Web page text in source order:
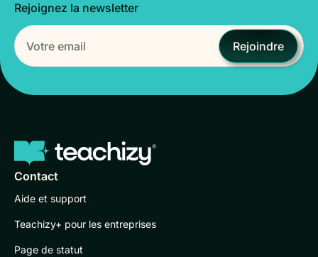
Rejoignez la newsletter
Rejoindre
Contact
Aide et support
Teachizy+ pour les entreprises
Page de statut